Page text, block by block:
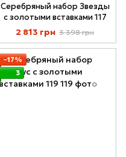
Серебряный набор Звезды
с золотыми вставками 117
2 813 грн 3 398 грн
−17%
3